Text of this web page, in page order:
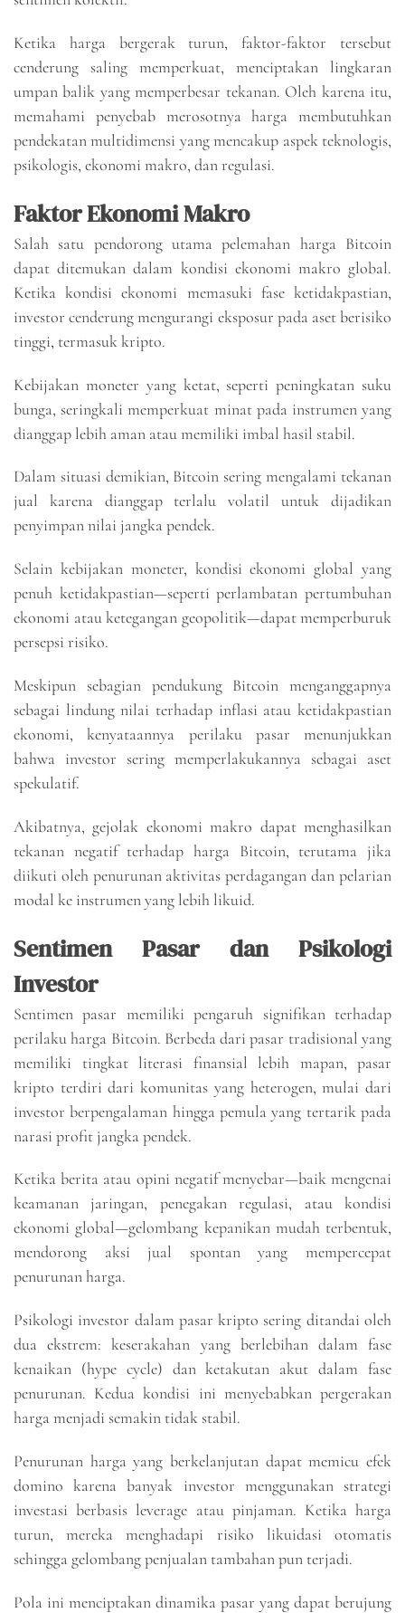
Ketika harga bergerak turun, faktor-faktor tersebut
cenderung saling memperkuat, menciptakan lingkaran
umpan balik yang memperbesar tekanan. Oleh karena itu,
memahami penyebab merosotnya harga membutuhkan
pendekatan multidimensi yang mencakup aspek teknologis,
psikologis, ekonomi makro, dan regulasi.
Faktor Ekonomi Makro
Salah satu pendorong utama pelemahan harga Bitcoin
dapat ditemukan dalam kondisi ekonomi makro global.
Ketika kondisi ekonomi memasuki fase ketidakpastian,
investor cenderung mengurangi eksposur pada aset berisiko
tinggi, termasuk kripto.
Kebijakan moneter yang ketat, seperti peningkatan suku
bunga, seringkali memperkuat minat pada instrumen yang
dianggap lebih aman atau memiliki imbal hasil stabil.
Dalam situasi demikian, Bitcoin sering mengalami tekanan
jual karena dianggap terlalu volatil untuk dijadikan
penyimpan nilai jangka pendek.
Selain kebijakan moneter, kondisi ekonomi global yang
penuh ketidakpastian—seperti perlambatan pertumbuhan
ekonomi atau ketegangan geopolitik—dapat memperburuk
persepsi risiko.
Meskipun sebagian pendukung Bitcoin menganggapnya
sebagai lindung nilai terhadap inflasi atau ketidakpastian
ekonomi, kenyataannya perilaku pasar menunjukkan
bahwa investor sering memperlakukannya sebagai aset
spekulatif.
Akibatnya, gejolak ekonomi makro dapat menghasilkan
tekanan negatif terhadap harga Bitcoin, terutama jika
diikuti oleh penurunan aktivitas perdagangan dan pelarian
modal ke instrumen yang lebih likuid.
Sentimen Pasar dan Psikologi
Investor
Sentimen pasar memiliki pengaruh signifikan terhadap
perilaku harga Bitcoin. Berbeda dari pasar tradisional yang
memiliki tingkat literasi finansial lebih mapan, pasar
kripto terdiri dari komunitas yang heterogen, mulai dari
investor berpengalaman hingga pemula yang tertarik pada
narasi profit jangka pendek.
Ketika berita atau opini negatif menyebar—baik mengenai
keamanan jaringan, penegakan regulasi, atau kondisi
ekonomi global—gelombang kepanikan mudah terbentuk,
mendorong aksi jual spontan yang mempercepat
penurunan harga.
Psikologi investor dalam pasar kripto sering ditandai oleh
dua ekstrem: keserakahan yang berlebihan dalam fase
kenaikan (hype cycle) dan ketakutan akut dalam fase
penurunan. Kedua kondisi ini menyebabkan pergerakan
harga menjadi semakin tidak stabil.
Penurunan harga yang berkelanjutan dapat memicu efek
domino karena banyak investor menggunakan strategi
investasi berbasis leverage atau pinjaman. Ketika harga
turun, mereka menghadapi risiko likuidasi otomatis
sehingga gelombang penjualan tambahan pun terjadi.
Pola ini menciptakan dinamika pasar yang dapat berujung